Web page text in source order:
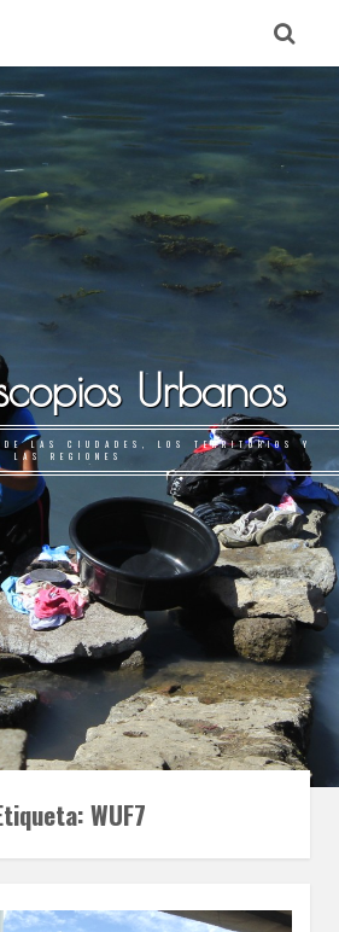
Urbanos
LAS CIUDADES, LOS TERRITORIOS Y
LAS REGIONES
WUF7